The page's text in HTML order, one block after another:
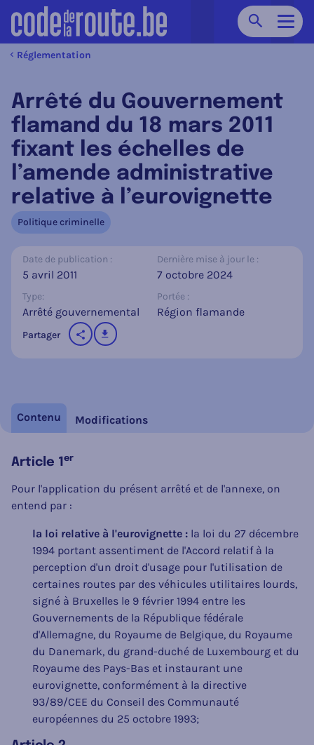
Chercher
Réglementation
Arrêté du Gouvernement
flamand du 18 mars 2011
fixant les échelles de
l’amende administrative
relative à l’eurovignette
Politique criminelle
Date de publication :
5 avril 2011
Dernière mise à jour le :
7 octobre 2024
Type:
Arrêté gouvernemental
Portée :
Région flamande
Partager télécharger
Contenu Modifications
Article 1 er
Pour l'application du présent arrêté et de l'annexe, on
entend par :
la loi relative à l'eurovignette : la loi du 27 décembre
1994 portant assentiment de l'Accord relatif à la
perception d'un droit d'usage pour l'utilisation de
certaines routes par des véhicules utilitaires lourds,
signé à Bruxelles le 9 février 1994 entre les
Gouvernements de la République fédérale
d'Allemagne, du Royaume de Belgique, du Royaume
du Danemark, du grand-duché de Luxembourg et du
Royaume des Pays-Bas et instaurant une
eurovignette, conformément à la directive
93/89/CEE du Conseil des Communauté
européennes du 25 octobre 1993;